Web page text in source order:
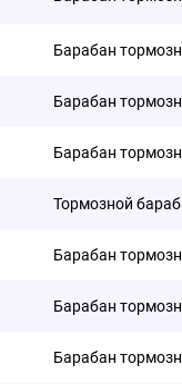
Барабан
Барабан
Барабан
Тормозной
Барабан
Барабан
Барабан